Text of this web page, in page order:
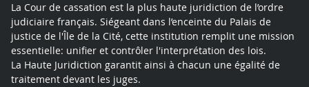
La Cour de cassation est la plus haute juridiction de l’ordre
judiciaire français. Siégeant dans l’enceinte du Palais de
justice de l'Île de la Cité, cette institution remplit une mission
essentielle: unifier et contrôler l'interprétation des lois.
La Haute Juridiction garantit ainsi à chacun une égalité de
traitement devant les juges.